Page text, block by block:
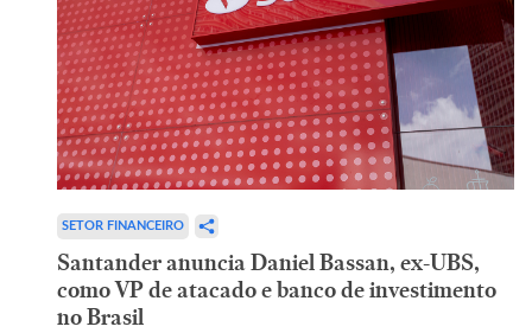
SETOR FINANCEIRO
Santander anuncia Daniel Bassan, ex-UBS,
como VP de atacado e banco de investimento
no Brasil